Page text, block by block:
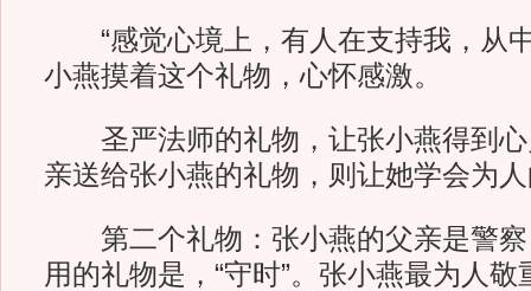
“感觉心境上，有人在支持我，从
小燕摸着这个礼物，心怀感激。
圣严法师的礼物，让张小燕得到心
亲送给张小燕的礼物，则让她学会为
第二个礼物：张小燕的父亲是警察
用的礼物是，“守时”。张小燕最为人